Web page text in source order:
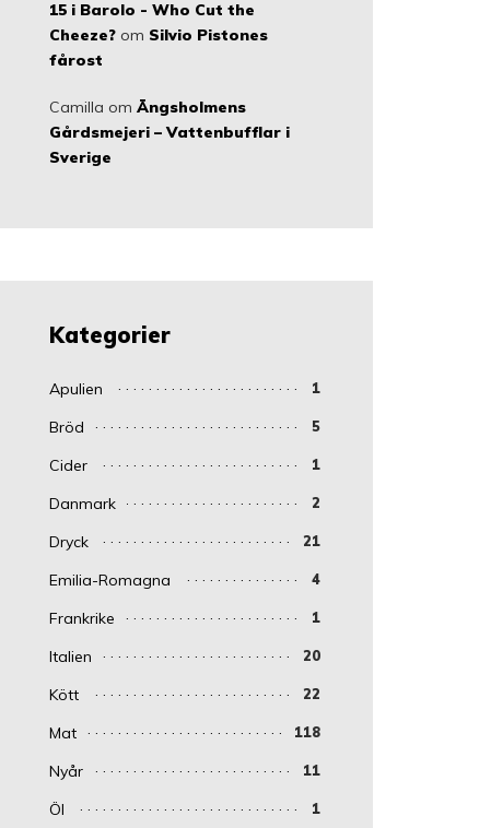
15 i Barolo - Who Cut the
Cheeze? om Silvio Pistones
fårost
Camilla om Ängsholmens
Gårdsmejeri – Vattenbufflar i
Sverige
Kategorier
Apulien 1
Bröd 5
Cider 1
Danmark 2
Dryck 21
Emilia-Romagna 4
Frankrike 1
Italien 20
Kött 22
Mat 118
Nyår 11
Öl 1